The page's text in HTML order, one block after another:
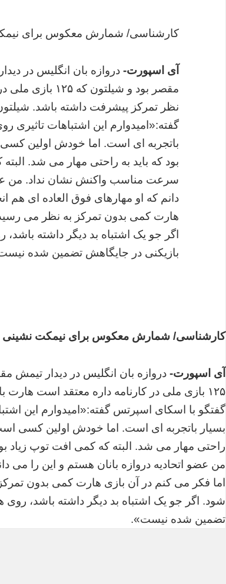
کارشناسی/ شمارش معکوس برای
آی اسپورت- دروازه بان انگلیس در
مقصر بود و
نظر تمرکز پیشرفت داشته باشد.
گفته:«امیدوارم این اشتباهات تاثیری
باتجربه ای است. اما خودش اولین
بود که باید به راحتی مهار می شد.
سرعت مناسب واکنش نشان نداد. من
دانم که او مهارهای فوق العاده ای هم
هارت کمی بدون تمرکز به نظر می
اگر جو یک اشتباه بد دیگر داشته
بازیکنی در جایگاهش تضمین شده
کارشناسی/ شمارش معکوس برای نیمکت نشینی
آی اسپورت- دروازه بان انگلیس در دیدار تیمش
۱۲۵ بازی ملی در کارنامه داره معتقد است
گفتگو با اسکای اسپرتس گفته:«امیدوارم این
بسیار باتجربه ای است. اما خودش اولین کسی
راحتی مهار می شد. البته که کمی افت توپ زیاد
من عضو اتحادیه دروازه بانان هستم و این را می
اما فکر می کنم در آن بازی هارت کمی بدون
شود. اگر جو یک اشتباه بد دیگر داشته باشد،
تضمین شده نیست».